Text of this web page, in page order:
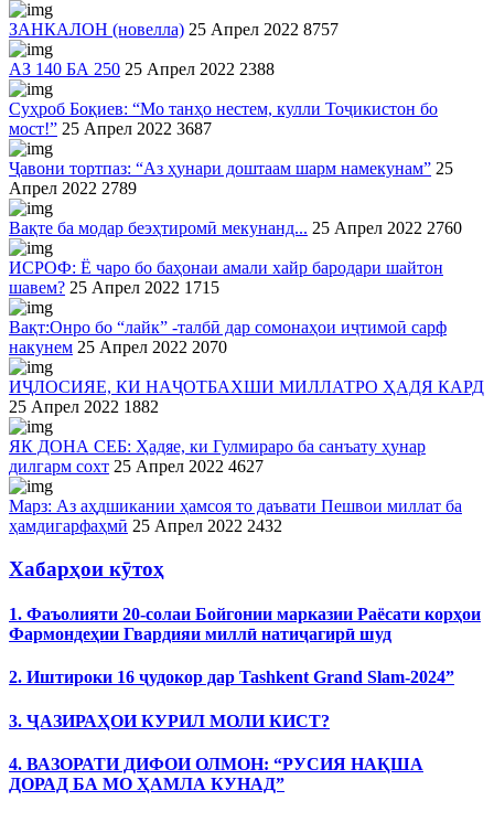
ЗАНКАЛОН (новелла) 25 Апрел 2022 8757
АЗ 140 БА 250 25 Апрел 2022 2388
Суҳроб Боқиев: “Мо танҳо нестем, кулли Тоҷикистон бо
мост!” 25 Апрел 2022 3687
Ҷавони тортпаз: “Аз ҳунари доштаам шарм намекунам” 25
Апрел 2022 2789
Вақте ба модар беэҳтиромӣ мекунанд... 25 Апрел 2022 2760
ИСРОФ: Ё чаро бо баҳонаи амали хайр бародари шайтон
шавем? 25 Апрел 2022 1715
Вақт:Онро бо “лайк” -талбӣ дар сомонаҳои иҷтимоӣ сарф
накунем 25 Апрел 2022 2070
ИҶЛОСИЯЕ, КИ НАҶОТБАХШИ МИЛЛАТРО ҲАДЯ КАРД
25 Апрел 2022 1882
ЯК ДОНА СЕБ: Ҳадяе, ки Гулмираро ба санъату ҳунар
дилгарм сохт 25 Апрел 2022 4627
Марз: Аз аҳдшикании ҳамсоя то даъвати Пешвои миллат ба
ҳамдигарфаҳмӣ 25 Апрел 2022 2432
Хабарҳои кӯтоҳ
1. Фаъолияти 20-солаи Бойгонии марказии Раёсати корҳои
Фармондеҳии Гвардияи миллӣ натиҷагирӣ шуд
2. Иштироки 16 ҷудокор дар Tashkent Grand Slam-2024”
3. ҶАЗИРАҲОИ КУРИЛ МОЛИ КИСТ?
4. ВАЗОРАТИ ДИФОИ ОЛМОН: “РУСИЯ НАҚША
ДОРАД БА МО ҲАМЛА КУНАД”